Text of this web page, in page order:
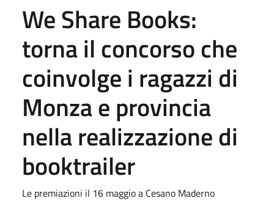
We Share Books:
torna il concorso che
coinvolge i ragazzi di
Monza e provincia
nella realizzazione di
booktrailer
Le premiazioni il 16 maggio a Cesano Maderno